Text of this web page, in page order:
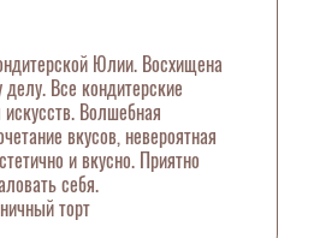
Юлии. Восхищена
Все кондитерские
Волшебная
вкусов, невероятная
и вкусно. Приятно
себя.
торт